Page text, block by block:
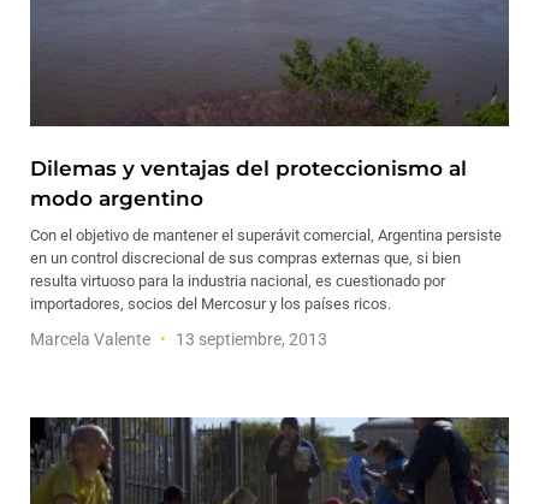
Dilemas y ventajas del proteccionismo al
modo argentino
Con el objetivo de mantener el superávit comercial, Argentina persiste
en un control discrecional de sus compras externas que, si bien
resulta virtuoso para la industria nacional, es cuestionado por
importadores, socios del Mercosur y los países ricos.
Marcela Valente 13 septiembre, 2013